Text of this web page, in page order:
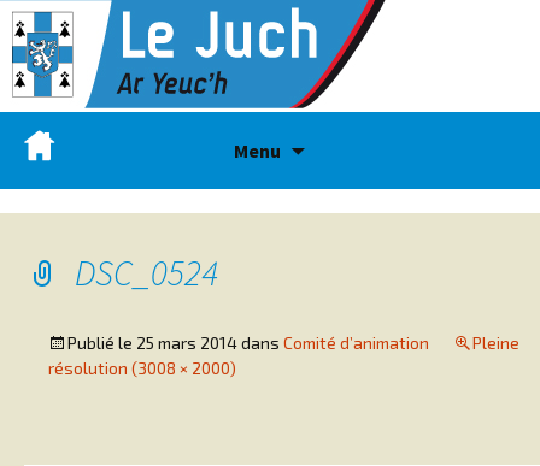
Menu
DSC_0524
Publié le 25 mars 2014dans Comité d’animation
Pleine
résolution (3008 × 2000)